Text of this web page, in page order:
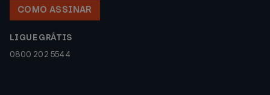
COMO ASSINAR
LIGUE GRÁTIS
0800 202 5544